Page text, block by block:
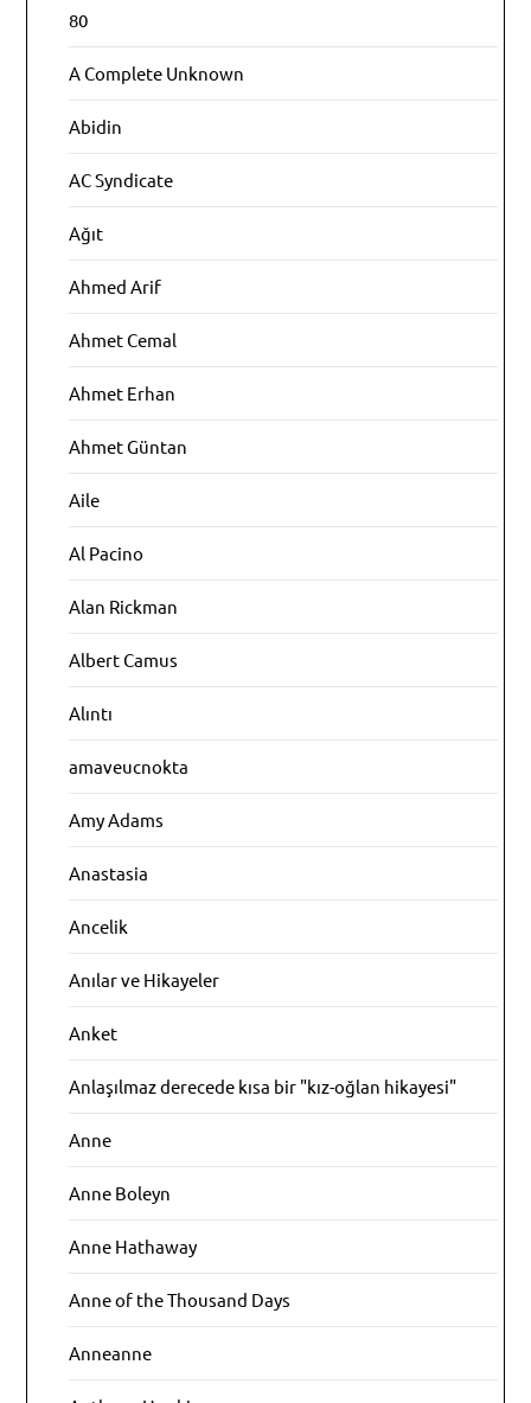
80
A Complete Unknown
Abidin
AC Syndicate
Ağıt
Ahmed Arif
Ahmet Cemal
Ahmet Erhan
Ahmet Güntan
Aile
Al Pacino
Alan Rickman
Albert Camus
Alıntı
amaveucnokta
Amy Adams
Anastasia
Ancelik
Anılar ve Hikayeler
Anket
Anlaşılmaz derecede kısa bir "kız-oğlan hikayesi"
Anne
Anne Boleyn
Anne Hathaway
Anne of the Thousand Days
Anneanne